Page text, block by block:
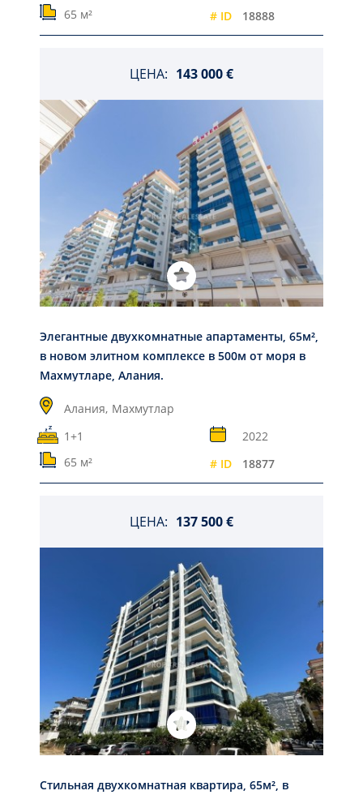
65 м²
# ID 18888
ЦЕНА: 143 000 €
Элегантные двухкомнатные апартаменты, 65м²,
в новом элитном комплексе в 500м от моря в
Махмутларе, Алания.
Алания, Махмутлар
1+1
2022
65 м²
# ID 18877
ЦЕНА: 137 500 €
Стильная двухкомнатная квартира, 65м², в